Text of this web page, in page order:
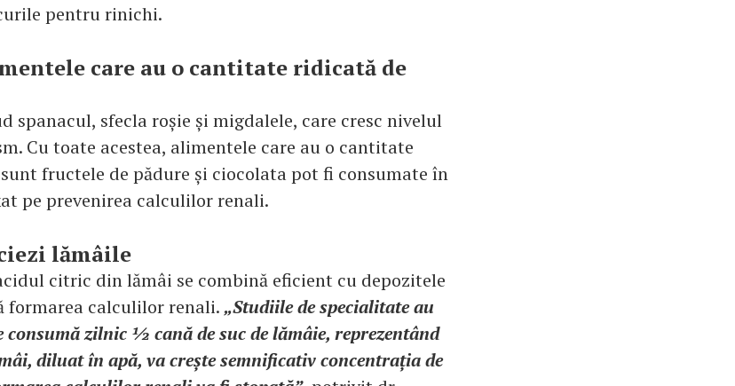
pentru rinichi.
care au o cantitate ridicată de
spanacul, sfecla roșie și migdalele, care cresc nivelul
Cu toate acestea, alimentele care au o cantitate
fructele de pădure și ciocolata pot fi consumate în
pe prevenirea calculilor renali.
lămâile
citric din lămâi se combină eficient cu depozitele
formarea calculilor renali.„Studiile de specialitate au
consumă zilnic ½ cană de suc de lămâie, reprezentând
diluat în apă, va crește semnificativ concentrația de